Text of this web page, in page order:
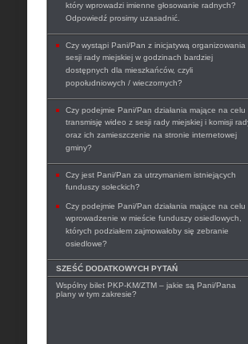
który wprowadzi imienne głosowanie radnych?
Odpowiedź prosimy uzasadnić.
Czy wystąpi Pani/Pan z inicjatywą organizowania
sesji rady miejskiej w godzinach bardziej
dostępnych dla mieszkańców, czyli
popołudniowych / wieczornych?
Czy podejmie Pani/Pan działania mające na celu
transmisję wideo z sesji rady miejskiej i komisji
oraz ich zamieszczenie na stronie internetowej
gminy?
Czy jest Pani/Pan za utrzymaniem istniejących
funduszy sołeckich?
Czy podejmie Pani/Pan działania mające na celu
wprowadzenie w mieście funduszy osiedlowych,
których podziałem zajmowałoby się zebranie
osiedlowe?
SZEŚĆ DODATKOWYCH PYTAŃ
Wspólny bilet PKP-KM/ZTM – jakie są Pani/Pana
plany w tym zakresie?